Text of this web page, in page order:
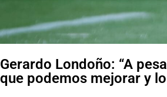
Gerardo Londoño: “A
que podemos mejorar y